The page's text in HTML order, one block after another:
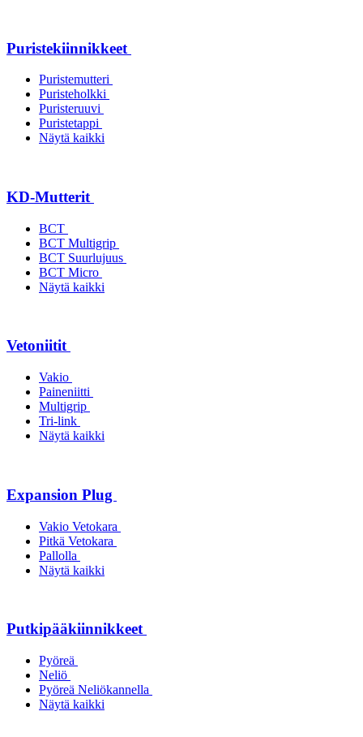
Puristekiinnikkeet
Puristemutteri
Puristeholkki
Puristeruuvi
Puristetappi
Näytä kaikki
KD-Mutterit
BCT
BCT Multigrip
BCT Suurlujuus
BCT Micro
Näytä kaikki
Vetoniitit
Vakio
Paineniitti
Multigrip
Tri-link
Näytä kaikki
Expansion Plug
Vakio Vetokara
Pitkä Vetokara
Pallolla
Näytä kaikki
Putkipääkiinnikkeet
Pyöreä
Neliö
Pyöreä Neliökannella
Näytä kaikki